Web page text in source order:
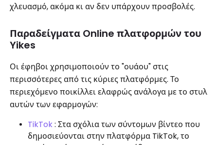
χλευασμό, ακόμα κι αν δεν υπάρχουν προσβολές.
Παραδείγματα Online πλατφορμών του
Yikes
Οι έφηβοι χρησιμοποιούν το "ουάου" στις
περισσότερες από τις κύριες πλατφόρμες. Το
περιεχόμενο ποικίλλει ελαφρώς ανάλογα με το στυλ
αυτών των εφαρμογών:
TikTok: Στα σχόλια των σύντομων βίντεο που
δημοσιεύονται στην πλατφόρμα TikTok, το